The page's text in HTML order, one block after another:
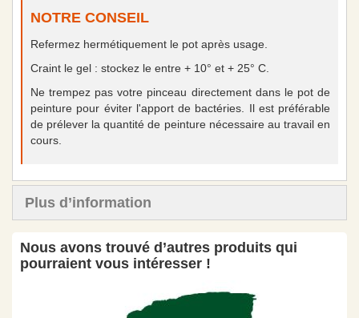
NOTRE CONSEIL
Refermez hermétiquement le pot après usage.
Craint le gel : stockez le entre + 10° et + 25° C.
Ne trempez pas votre pinceau directement dans le pot de
peinture pour éviter l'apport de bactéries. Il est préférable
de prélever la quantité de peinture nécessaire au travail en
cours.
Plus d’information
Nous avons trouvé d’autres produits qui
pourraient vous intéresser !